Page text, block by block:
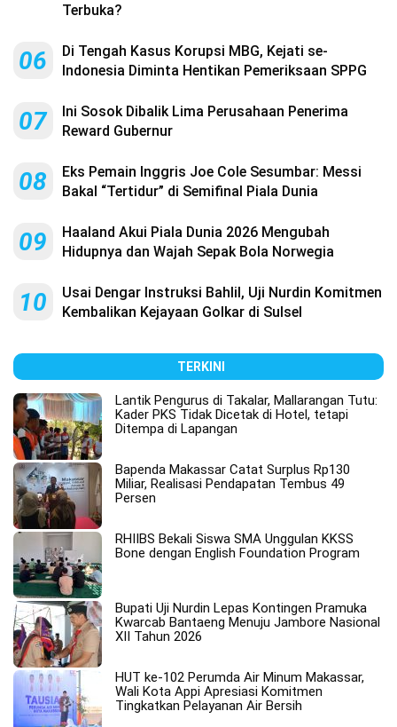
Terbuka?
06
Di Tengah Kasus Korupsi MBG, Kejati se-
Indonesia Diminta Hentikan Pemeriksaan SPPG
07
Ini Sosok Dibalik Lima Perusahaan Penerima
Reward Gubernur
08
Eks Pemain Inggris Joe Cole Sesumbar: Messi
Bakal “Tertidur” di Semifinal Piala Dunia
09
Haaland Akui Piala Dunia 2026 Mengubah
Hidupnya dan Wajah Sepak Bola Norwegia
10
Usai Dengar Instruksi Bahlil, Uji Nurdin Komitmen
Kembalikan Kejayaan Golkar di Sulsel
TERKINI
Lantik Pengurus di Takalar, Mallarangan Tutu:
Kader PKS Tidak Dicetak di Hotel, tetapi
Ditempa di Lapangan
Bapenda Makassar Catat Surplus Rp130
Miliar, Realisasi Pendapatan Tembus 49
Persen
RHIIBS Bekali Siswa SMA Unggulan KKSS
Bone dengan English Foundation Program
Bupati Uji Nurdin Lepas Kontingen Pramuka
Kwarcab Bantaeng Menuju Jambore Nasional
XII Tahun 2026
HUT ke-102 Perumda Air Minum Makassar,
Wali Kota Appi Apresiasi Komitmen
Tingkatkan Pelayanan Air Bersih